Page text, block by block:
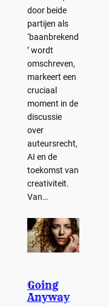
door beide
partijen als
‘baanbrekend
’ wordt
omschreven,
markeert een
cruciaal
moment in de
discussie
over
auteursrecht,
AI en de
toekomst van
creativiteit.
Van…
Going
Anyway